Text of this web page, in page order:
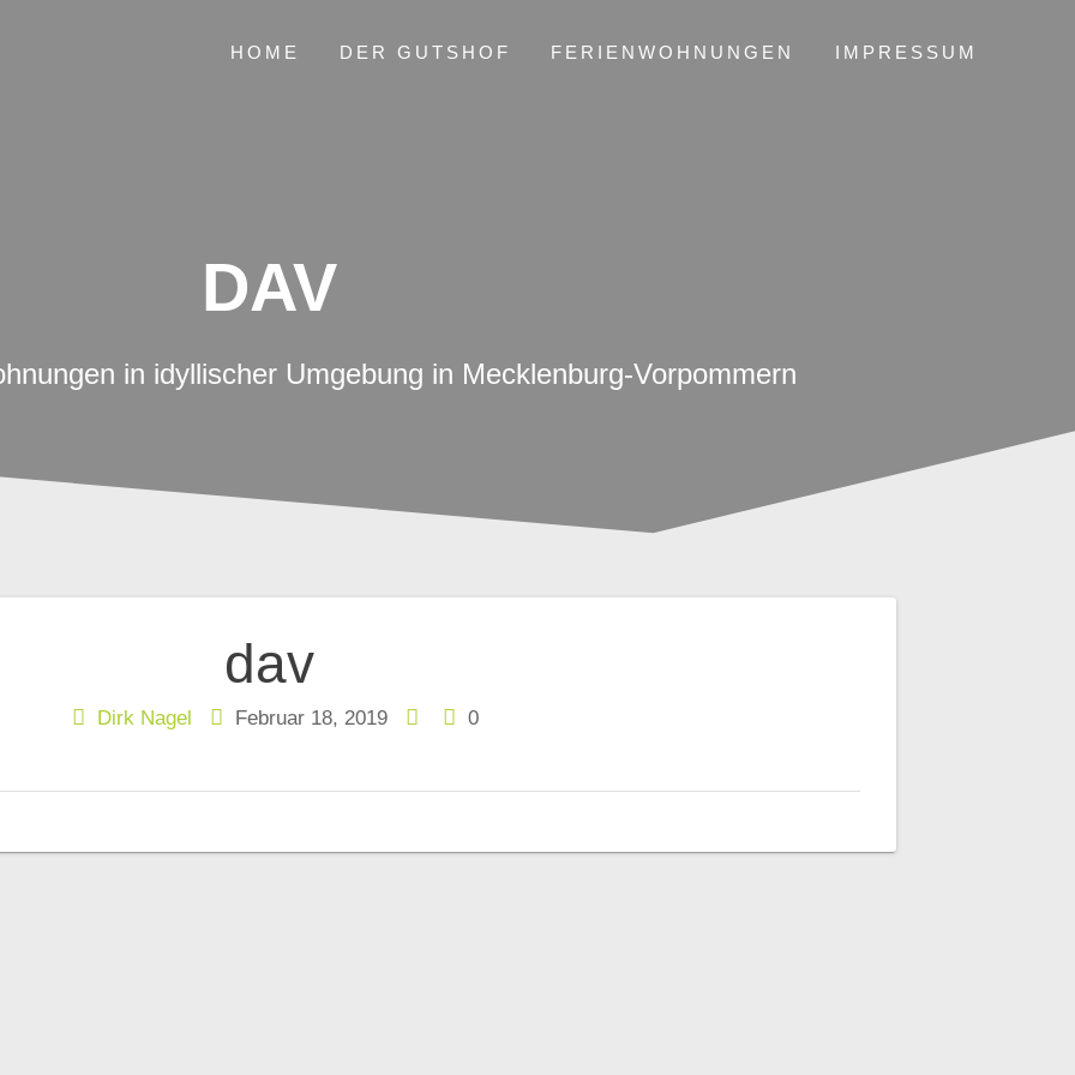
HOME DER GUTSHOF FERIENWOHNUNGEN IMPRESSUM
DAV
in idyllischer Umgebung in Mecklenburg-Vorpommern
dav
Dirk Nagel Februar 18, 2019 0